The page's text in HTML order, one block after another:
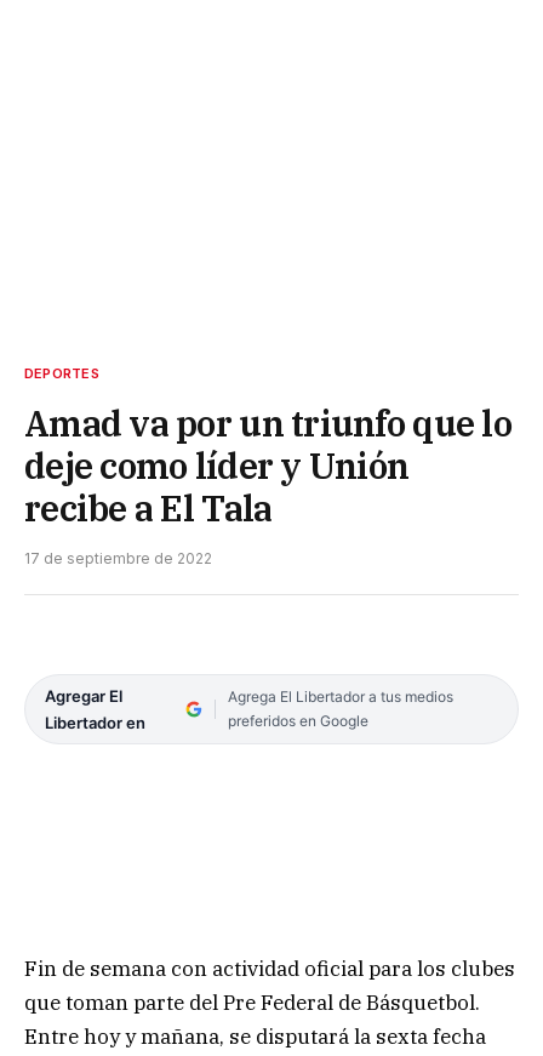
DEPORTES
Amad va por un triunfo que lo
deje como líder y Unión
recibe a El Tala
17 de septiembre de 2022
Agregar El
Libertador en
Agrega El Libertador a tus medios
preferidos en Google
Fin de semana con actividad oficial para los clubes
que toman parte del Pre Federal de Básquetbol.
Entre hoy y mañana, se disputará la sexta fecha